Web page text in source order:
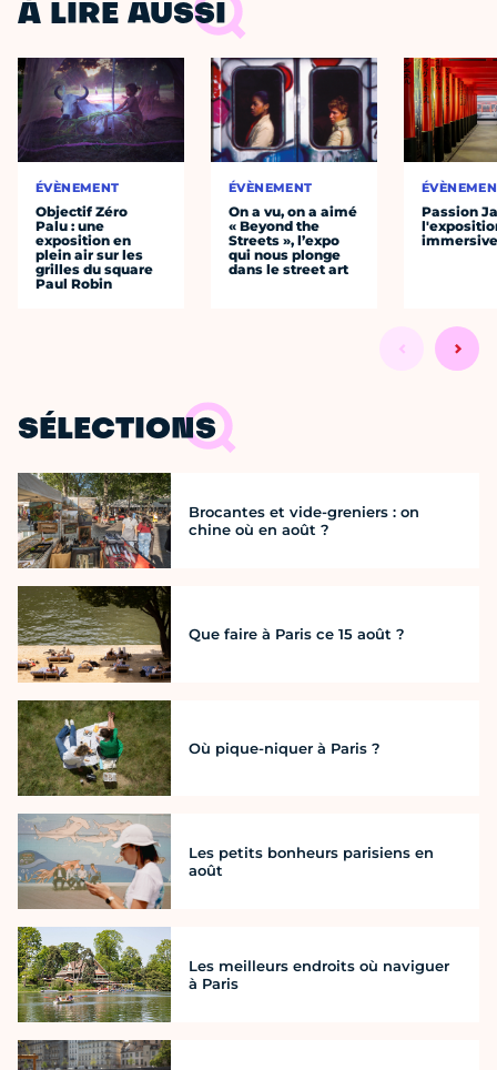
À LIRE AUSSI
ÉVÈNEMENT
Objectif Zéro
Palu : une
exposition en
plein air sur les
grilles du square
Paul Robin
ÉVÈNEMENT
On a vu, on a aimé
« Beyond the
Streets », l’expo
qui nous plonge
dans le street art
Passion
SÉLECTIONS
Brocantes et vide-greniers : on
chine où en août ?
Que faire à Paris ce 15 août ?
Où pique-niquer à Paris ?
Les petits bonheurs parisiens en
août
Les meilleurs endroits où naviguer
à Paris